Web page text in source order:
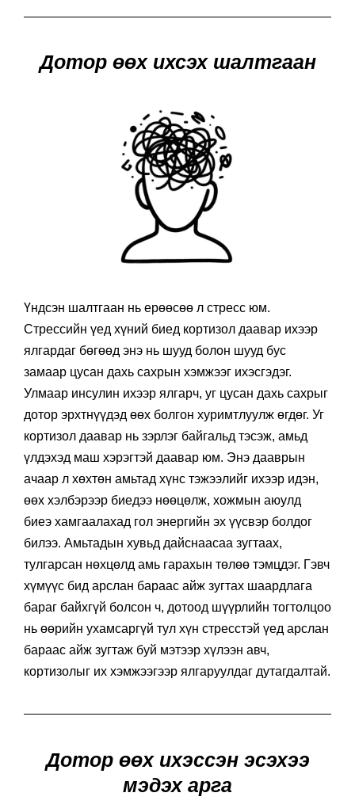
Дотор өөх ихсэх шалтгаан
Үндсэн шалтгаан нь ерөөсөө л стресс юм.
Стрессийн үед хүний биед кортизол даавар ихээр
ялгардаг бөгөөд энэ нь шууд болон шууд бус
замаар цусан дахь сахрын хэмжээг ихэсгэдэг.
Улмаар инсулин ихээр ялгарч, уг цусан дахь сахрыг
дотор эрхтнүүдэд өөх болгон хуримтлуулж өгдөг. Уг
кортизол даавар нь зэрлэг байгальд тэсэж, амьд
үлдэхэд маш хэрэгтэй даавар юм. Энэ дааврын
ачаар л хөхтөн амьтад хүнс тэжээлийг ихээр идэн,
өөх хэлбэрээр биедээ нөөцөлж, хожмын аюулд
биеэ хамгаалахад гол энергийн эх үүсвэр болдог
билээ. Амьтадын хувьд дайснаасаа зугтаах,
тулгарсан нөхцөлд амь гарахын төлөө тэмцдэг. Гэвч
хүмүүс бид арслан бараас айж зугтах шаардлага
бараг байхгүй болсон ч, дотоод шүүрлийн тогтолцоо
нь өөрийн ухамсаргүй тул хүн стресстэй үед арслан
бараас айж зугтаж буй мэтээр хүлээн авч,
кортизолыг их хэмжээгээр ялгаруулдаг дутагдалтай.
Дотор өөх ихэссэн эсэхээ
мэдэх арга